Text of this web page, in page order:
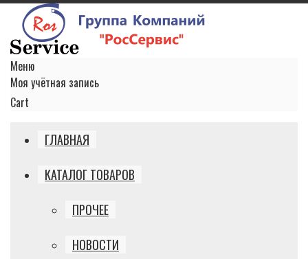
Меню
Моя учётная запись
Cart
ГЛАВНАЯ
КАТАЛОГ ТОВАРОВ
ПРОЧЕЕ
НОВОСТИ